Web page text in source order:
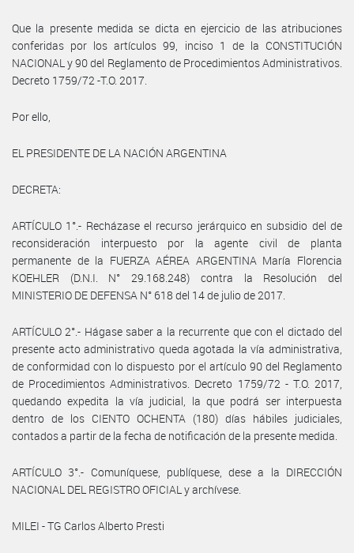
Que la presente medida se dicta en ejercicio de las atribuciones
conferidas por los artículos 99, inciso 1 de la CONSTITUCIÓN
NACIONAL y 90 del Reglamento de Procedimientos Administrativos.
Decreto 1759/72 -T.O. 2017.
Por ello,
EL PRESIDENTE DE LA NACIÓN ARGENTINA
DECRETA:
ARTÍCULO 1°.- Recházase el recurso jerárquico en subsidio del de
reconsideración interpuesto por la agente civil de planta
permanente de la FUERZA AÉREA ARGENTINA María Florencia
KOEHLER (D.N.I. N° 29.168.248) contra la Resolución del
MINISTERIO DE DEFENSA N° 618 del 14 de julio de 2017.
ARTÍCULO 2°.- Hágase saber a la recurrente que con el dictado del
presente acto administrativo queda agotada la vía administrativa,
de conformidad con lo dispuesto por el artículo 90 del Reglamento
de Procedimientos Administrativos. Decreto 1759/72 - T.O. 2017,
quedando expedita la vía judicial, la que podrá ser interpuesta
dentro de los CIENTO OCHENTA (180) días hábiles judiciales,
contados a partir de la fecha de notificación de la presente medida.
ARTÍCULO 3°.- Comuníquese, publíquese, dese a la DIRECCIÓN
NACIONAL DEL REGISTRO OFICIAL y archívese.
MILEI - TG Carlos Alberto Presti